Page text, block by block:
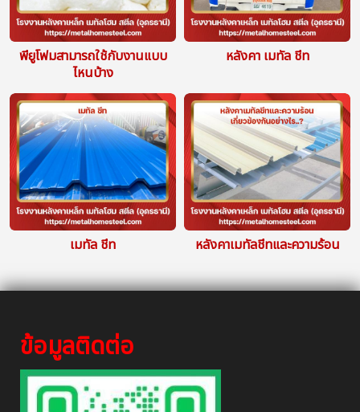
พียูโฟมสามารถใช้กับงานแบบ
ไหนบ้าง
หลังคา เมทัล ชีท
เมทัล ชีท หลังคาเมทัลชีทและความร้อน
ข้อมูลติดต่อ